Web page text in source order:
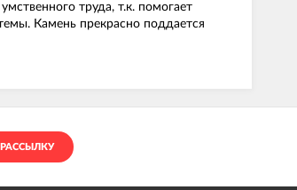
труда, т.к. помогает
Камень прекрасно поддается